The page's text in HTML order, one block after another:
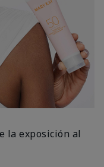
la exposición al